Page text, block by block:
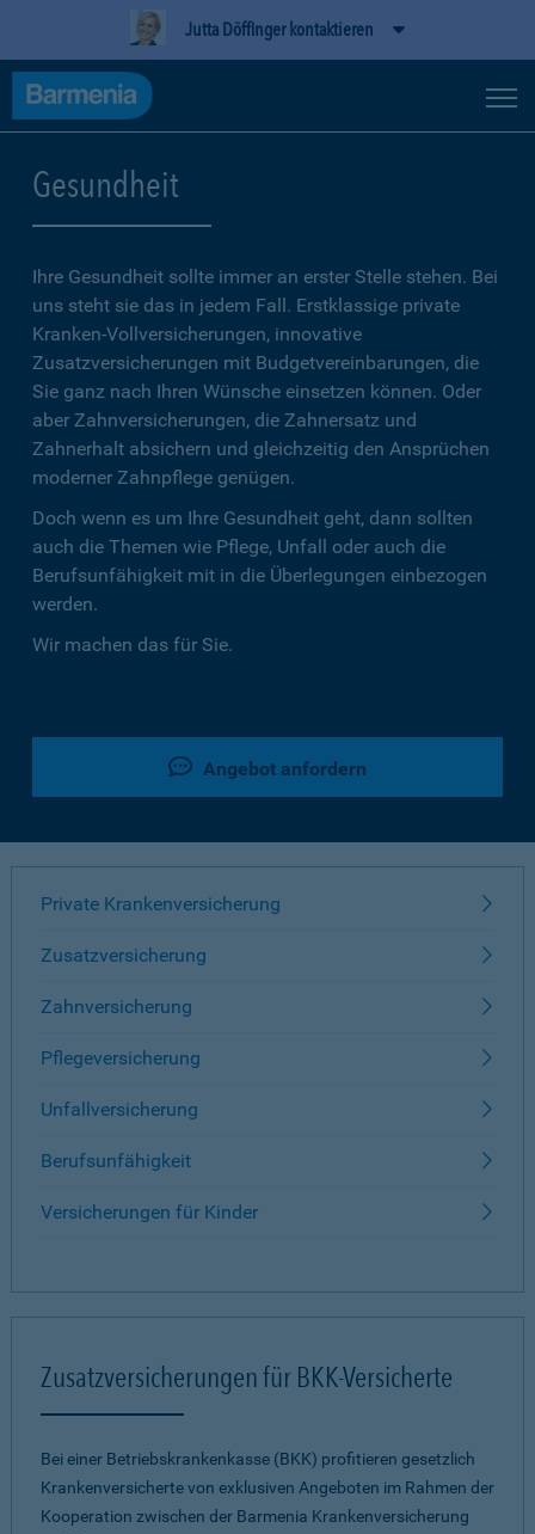
Jutta Döffinger kontaktieren
Gesundheit
Ihre Gesundheit sollte immer an erster Stelle stehen. Bei
uns steht sie das in jedem Fall. Erstklassige private
Kranken-Vollversicherungen, innovative
Zusatzversicherungen mit Budgetvereinbarungen, die
Sie ganz nach Ihren Wünsche einsetzen können. Oder
aber Zahnversicherungen, die Zahnersatz und
Zahnerhalt absichern und gleichzeitig den Ansprüchen
moderner Zahnpflege genügen.
Doch wenn es um Ihre Gesundheit geht, dann sollten
auch die Themen wie Pflege, Unfall oder auch die
Berufsunfähigkeit mit in die Überlegungen einbezogen
werden.
Wir machen das für Sie.
Angebot anfordern
Private Krankenversicherung
Zusatzversicherung
Zahnversicherung
Pflegeversicherung
Unfallversicherung
Berufsunfähigkeit
Versicherungen für Kinder
Zusatzversicherungen für BKK-Versicherte
Bei einer Betriebskrankenkasse (BKK) profitieren gesetzlich
Krankenversicherte von exklusiven Angeboten im Rahmen der
Kooperation zwischen der Barmenia Krankenversicherung